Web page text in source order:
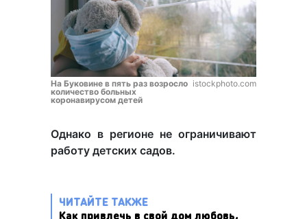
На Буковине в пять раз возросло
количество больных
коронавирусом детей
istockphoto.com
Однако в регионе не ограничивают
работу детских садов.
ЧИТАЙТЕ ТАКЖЕ
Как привлечь в свой дом любовь,